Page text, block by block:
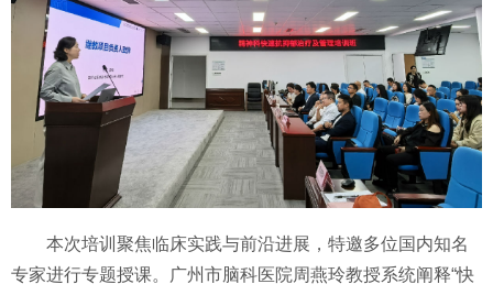
本次培训聚焦临床实践与前沿进展，特邀多位国内知名
专家进行专题授课。广州市脑科医院周燕玲教授系统阐释“快